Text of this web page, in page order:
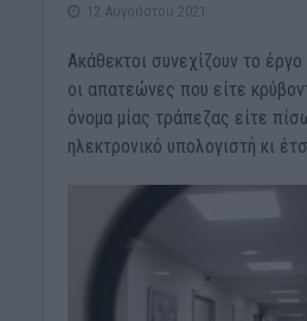
12 Αυγούστου 2021
Ακάθεκτοι συνεχίζουν το έργο
οι απατεώνες που είτε
όνομα μίας τράπεζας είτε
ηλεκτρονικό υπολογιστή κι